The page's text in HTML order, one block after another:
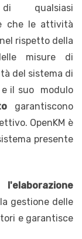
qualsiasi
che le attività
rispetto della
misure di
del sistema di
e il suo modulo
garantiscono
OpenKM è
presente
l'elaborazione
gestione delle
e garantisce